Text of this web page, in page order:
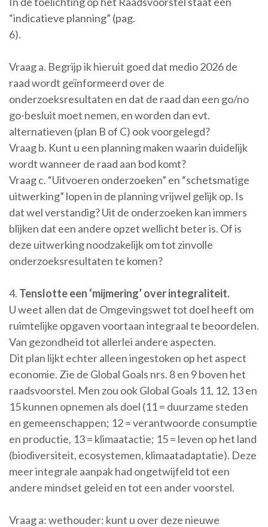
“indicatieve planning” (pag.
6).
Vraag a. Begrijp ik hieruit goed dat medio 2026 de
raad wordt geïnformeerd over de
onderzoeksresultaten en dat de raad dan een go/no
go-besluit moet nemen, en worden dan evt.
alternatieven (plan B of C) ook voorgelegd?
Vraag b. Kunt u een planning maken waarin duidelijk
wordt wanneer de raad aan bod komt?
Vraag c. “Uitvoeren onderzoeken” en “schetsmatige
uitwerking” lopen in de planning vrijwel gelijk op. Is
dat wel verstandig? Uit de onderzoeken kan immers
blijken dat een andere opzet wellicht beter is. Of is
deze uitwerking noodzakelijk om tot zinvolle
onderzoeksresultaten te komen?
4. Tenslotte een ‘mijmering’ over integraliteit.
U weet allen dat de Omgevingswet tot doel heeft om
ruimtelijke opgaven voortaan integraal te beoordelen.
Van gezondheid tot allerlei andere aspecten.
Dit plan lijkt echter alleen ingestoken op het aspect
economie. Zie de Global Goals nrs. 8 en 9 boven het
raadsvoorstel. Men zou ook Global Goals 11, 12, 13 en
15 kunnen opnemen als doel (11 = duurzame steden
en gemeenschappen; 12 = verantwoorde consumptie
en productie, 13 = klimaatactie; 15 = leven op het land
(biodiversiteit, ecosystemen, klimaatadaptatie). Deze
meer integrale aanpak had ongetwijfeld tot een
andere mindset geleid en tot een ander voorstel.
Vraag a: wethouder: kunt u over deze nieuwe